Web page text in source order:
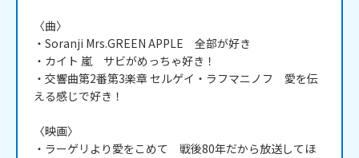
〈曲〉
・Soranji Mrs.GREEN APPLE　全部が好き
・カイト 嵐　サビがめっちゃ好き！
・交響曲第2番第3楽章 セルゲイ・ラフマニノフ　愛を伝
える感じで好き！
〈映画〉
・ラーゲリより愛をこめて　戦後80年だから放送してほ